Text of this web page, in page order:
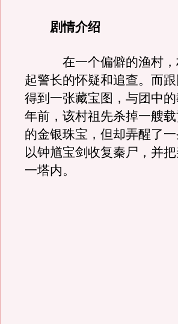
剧情介绍
在一个偏僻的渔村，村
起警长的怀疑和追查。而
得到一张藏宝图，与团中
年前，该村祖先杀掉一艘
的金银珠宝，但却弄醒了
以钟馗宝剑收复秦尸，并
一塔内。